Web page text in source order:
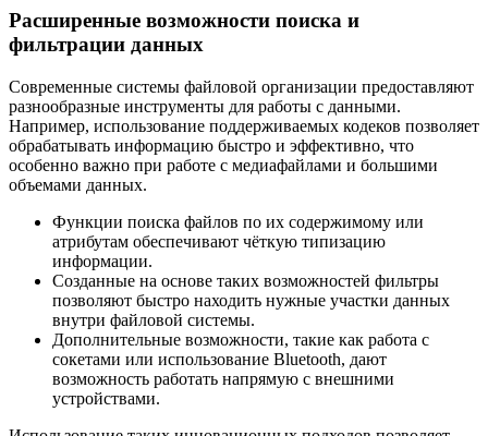
Расширенные возможности поиска и
фильтрации данных
Современные системы файловой организации предоставляют
разнообразные инструменты для работы с данными.
Например, использование поддерживаемых кодеков позволяет
обрабатывать информацию быстро и эффективно, что
особенно важно при работе с медиафайлами и большими
объемами данных.
Функции поиска файлов по их содержимому или
атрибутам обеспечивают чёткую типизацию
информации.
Созданные на основе таких возможностей фильтры
позволяют быстро находить нужные участки данных
внутри файловой системы.
Дополнительные возможности, такие как работа с
сокетами или использование Bluetooth, дают
возможность работать напрямую с внешними
устройствами.